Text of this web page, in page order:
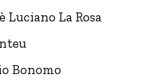
Luciano La Rosa
Bonomo